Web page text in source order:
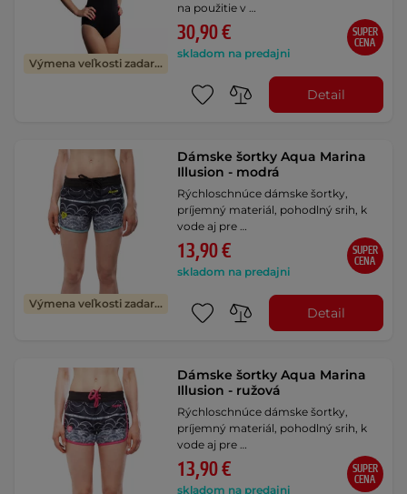
Výmena veľkosti zadarmo
na použitie v …
30,90 €
skladom na predajni
SUPER
CENA
Detail
Výmena veľkosti zadarmo
Dámske šortky Aqua Marina
Illusion - modrá
Rýchloschnúce dámske šortky,
príjemný materiál, pohodlný srih, k
vode aj pre …
13,90 €
skladom na predajni
SUPER
CENA
Detail
Dámske šortky Aqua Marina
Illusion - ružová
Rýchloschnúce dámske šortky,
príjemný materiál, pohodlný srih, k
vode aj pre …
13,90 €
skladom na predajni
SUPER
CENA